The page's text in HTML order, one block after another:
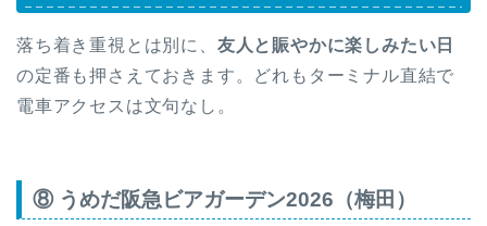
落ち着き重視とは別に、 友人と賑やかに楽しみたい日
の定番も押さえておきます。どれもターミナル直結で
電車アクセスは文句なし。
⑧ うめだ阪急ビアガーデン2026（梅田）